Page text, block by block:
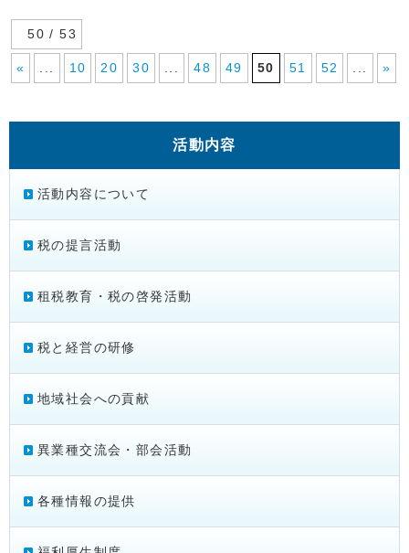
50 / 53
« 10 20 30 48 49 50 51 52 »
活動内容
活動内容について
税の提言活動
租税教育・税の啓発活動
税と経営の研修
地域社会への貢献
異業種交流会・部会活動
各種情報の提供